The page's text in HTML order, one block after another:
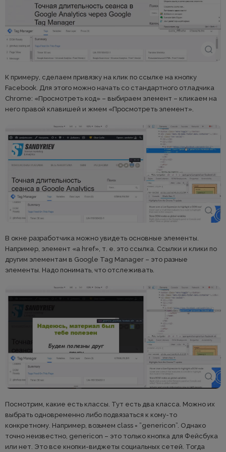
К примеру, сделаем привязку на клик по ссылке на кнопку
Facebook. Для этого можно начать со стандартного отладчика
Chrome: «Просмотреть код» – выбираем элемент – кликаем на
него правой клавишей и жмем «Просмотреть элемент».
В окне разработчика можно увидеть основные элементы.
Например, элемент «a href», т. е. это ссылка. Ссылки и клики по
другим элементам в Google Tag Manager – это разные
элементы. Надо понимать, что отслеживать.
Посмотрим, какие есть классы. Тут есть два класса. Можно их
выбрать одновременно либо подвязаться к кому-то
конкретному. Например, возьмем class = ”genericon”. Однако
точно неизвестно, genericon – это только кнопка для Фейсбука
или нет. Это все кнопки-виджеты социальных сетей. Тогда